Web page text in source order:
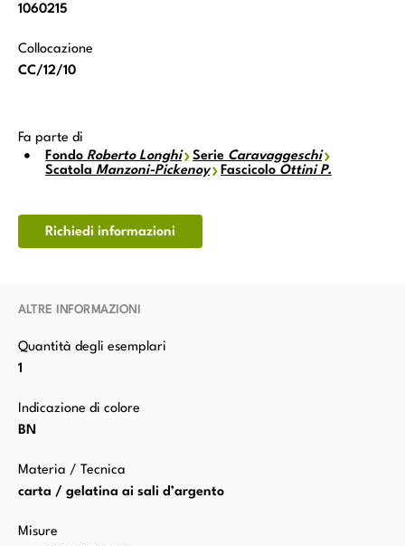
1060215
Collocazione
CC/12/10
Fa parte di
Fondo Roberto Longhi Serie Caravaggeschi
Scatola Manzoni-Pickenoy Fascicolo Ottini P.
Richiedi informazioni
ALTRE INFORMAZIONI
Quantità degli esemplari
1
Indicazione di colore
BN
Materia / Tecnica
carta / gelatina ai sali d’argento
Misure